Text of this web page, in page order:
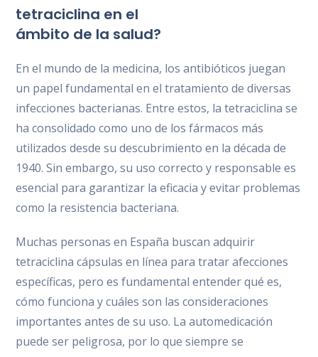
tetraciclina en el
ámbito de la salud?
En el mundo de la medicina, los antibióticos juegan
un papel fundamental en el tratamiento de diversas
infecciones bacterianas. Entre estos, la tetraciclina se
ha consolidado como uno de los fármacos más
utilizados desde su descubrimiento en la década de
1940. Sin embargo, su uso correcto y responsable es
esencial para garantizar la eficacia y evitar problemas
como la resistencia bacteriana.
Muchas personas en España buscan adquirir
tetraciclina cápsulas en línea para tratar afecciones
específicas, pero es fundamental entender qué es,
cómo funciona y cuáles son las consideraciones
importantes antes de su uso. La automedicación
puede ser peligrosa, por lo que siempre se